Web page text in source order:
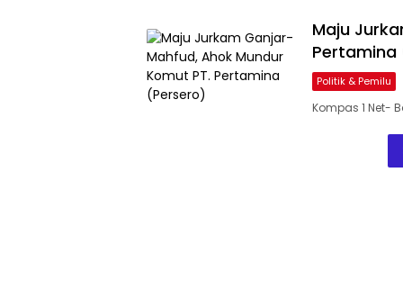
Maju
Pertamina
Politik & Pemilu
Kompas 1 Net-